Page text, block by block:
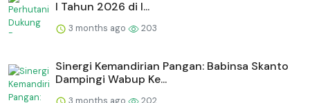
I Tahun 2026 di I...
3 months ago 203
Sinergi Kemandirian Pangan: Babinsa Skanto
Dampingi Wabup Ke...
3 months ago 202